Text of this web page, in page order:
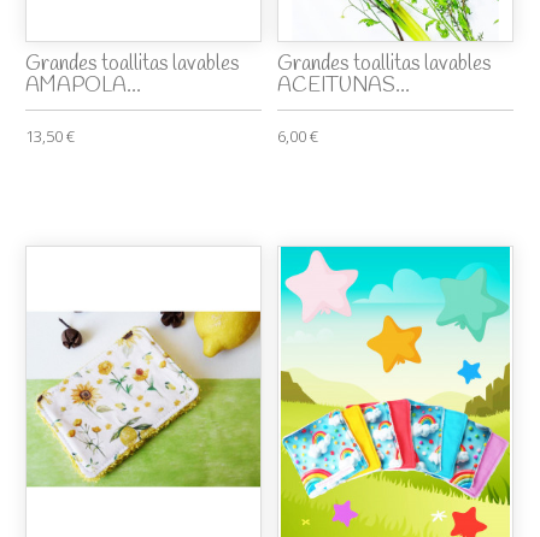
Grandes toallitas lavables
AMAPOLA...
13,50 €
Grandes toallitas lavables
ACEITUNAS...
6,00 €